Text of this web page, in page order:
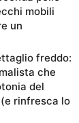
mobili
un
freddo:
che
del
rinfresca lo